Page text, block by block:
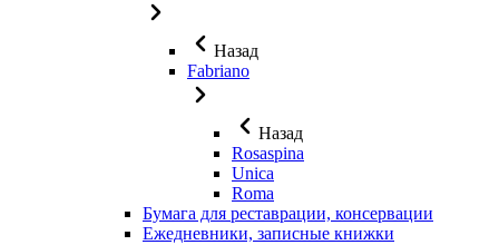
Назад
Fabriano
Назад
Rosaspina
Unica
Roma
Бумага для реставрации, консервации
Ежедневники, записные книжки